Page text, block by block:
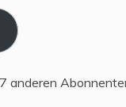
anderen